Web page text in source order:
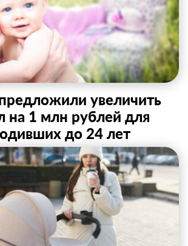
увеличить
на 1 млн рублей для
до 24 лет